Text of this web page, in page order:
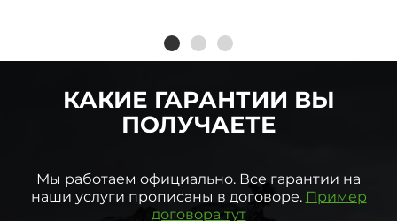
КАКИЕ ГАРАНТИИ ВЫ
ПОЛУЧАЕТЕ
Мы работаем официально. Все гарантии на
наши услуги прописаны в договоре. Пример
договора тут